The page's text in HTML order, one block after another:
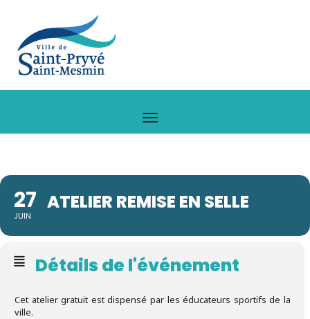
27
JUIN
ATELIER REMISE EN SELLE
Détails de l'événement
Cet atelier gratuit est dispensé par les éducateurs sportifs de la
ville.